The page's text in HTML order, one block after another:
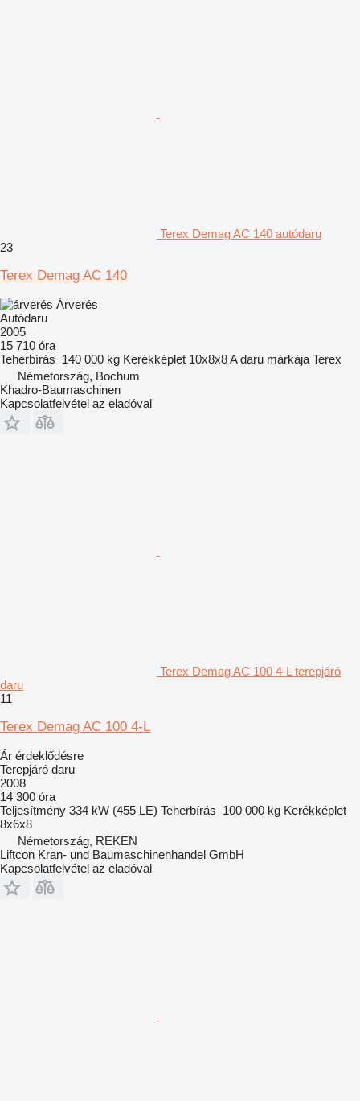
Terex Demag AC 140 autódaru
23
Terex Demag AC 140
Árverés
Autódaru
2005
15 710 óra
Teherbírás 140 000 kg Kerékképlet 10x8x8A daru márkája Terex
Németország, Bochum
Khadro-Baumaschinen
Kapcsolatfelvétel az eladóval
Terex Demag AC 100 4-L terepjáró
daru
11
Terex Demag AC 100 4-L
Ár érdeklődésre
Terepjáró daru
2008
14 300 óra
Teljesítmény 334 kW (455 LE) Teherbírás 100 000 kg Kerékképlet
8x6x8
Németország, REKEN
Liftcon Kran- und Baumaschinenhandel GmbH
Kapcsolatfelvétel az eladóval